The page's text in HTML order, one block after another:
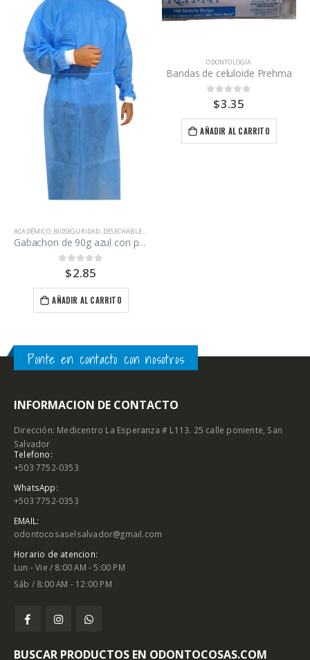
ACADÉMICO, BIOSEGURIDAD, DESECHABLES ,
Gabachon de 90g azul con puño blanco
out of 5
$2.85
AÑADIR AL CARRITO
ODONTOLOGÍA
Bandas de celuloide Prehma
out of 5
$3.35
AÑADIR AL CARRITO
Ponte en contacto con nosotros
INFORMACION DE CONTACTO
Dirección: Medicentro La Esperanza # L113. 25 calle poniente, San
Salvador
Telefono:
+503 7752-0353
WhatsApp:
+503 7752-0353
EMAIL:
odontocosaselsalvador@gmail.com
Horario de atencion:
Lun - Vie / 8:00 AM - 5:00 PM
Sáb / 8:00 AM - 12:00 PM
BUSCAR PRODUCTOS EN ODONTOCOSAS.COM